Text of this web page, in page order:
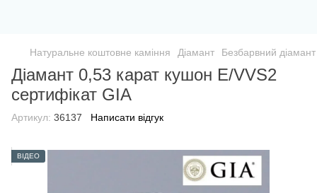
Натуральне коштовне каміння Діамант Безбарвний діамант
Діамант 0,53 карат кушон Е/VVS2
сертифікат GIA
Артикул: 36137 Написати відгук
ВІДЕО